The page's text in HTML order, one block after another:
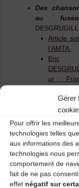
Gérer
Pour offrir les
technologies telles
aux informations des
technologies nous
comportement de
fait de ne pas
effet négatif sur
Des
au
Article
l’AMTA.
Eric
ur
Chansons
de